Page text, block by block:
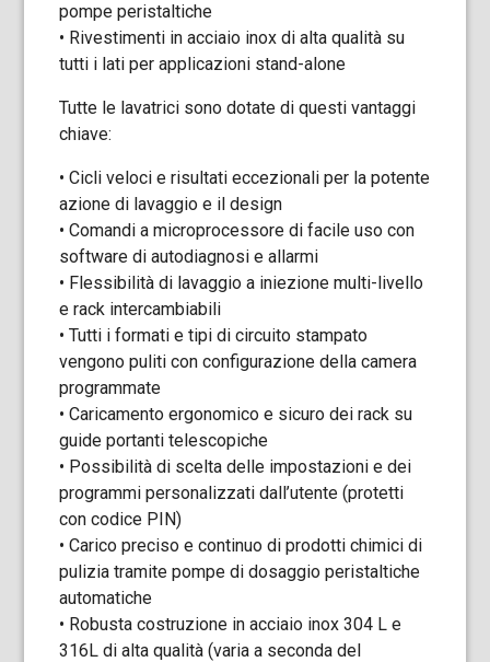
pompe peristaltiche
• Rivestimenti in acciaio inox di alta qualità su
tutti i lati per applicazioni stand-alone
Tutte le lavatrici sono dotate di questi vantaggi
chiave:
• Cicli veloci e risultati eccezionali per la potente
azione di lavaggio e il design
• Comandi a microprocessore di facile uso con
software di autodiagnosi e allarmi
• Flessibilità di lavaggio a iniezione multi-livello
e rack intercambiabili
• Tutti i formati e tipi di circuito stampato
vengono puliti con configurazione della camera
programmate
• Caricamento ergonomico e sicuro dei rack su
guide portanti telescopiche
• Possibilità di scelta delle impostazioni e dei
programmi personalizzati dall’utente (protetti
con codice PIN)
• Carico preciso e continuo di prodotti chimici di
pulizia tramite pompe di dosaggio peristaltiche
automatiche
• Robusta costruzione in acciaio inox 304 L e
316L di alta qualità (varia a seconda del